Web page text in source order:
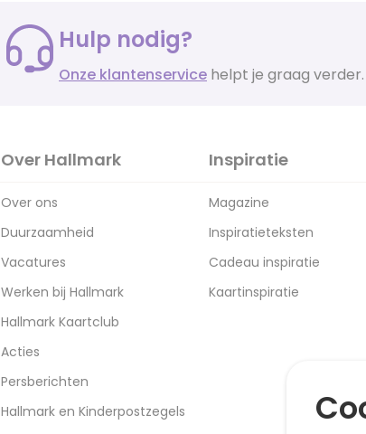
Hulp nodig?
Onze klantenservice helpt je graag verder.
Over Hallmark
Over ons
Duurzaamheid
Vacatures
Werken bij Hallmark
Hallmark Kaartclub
Acties
Persberichten
Hallmark en Kinderpostzegels
Inspiratie
Magazine
Inspiratieteksten
Cadeau inspiratie
Kaartinspiratie